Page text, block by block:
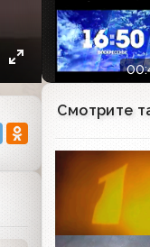
Смотрите